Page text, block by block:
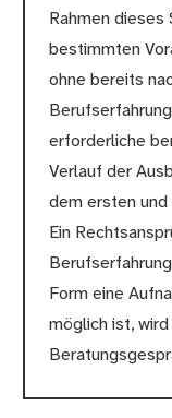
Rahmen dieses
bestimmten
ohne bereits
erforderliche
Verlauf der
dem ersten und
Ein
Form eine
möglich ist,